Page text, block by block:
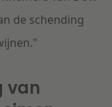
de schending
van